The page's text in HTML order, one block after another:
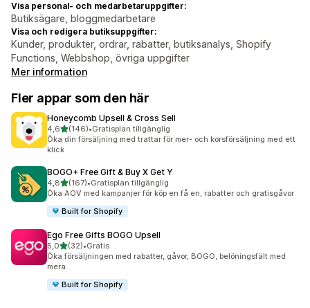
Visa personal- och medarbetaruppgifter:
Butiksägare, bloggmedarbetare
Visa och redigera butiksuppgifter:
Kunder, produkter, ordrar, rabatter, butiksanalys, Shopify
Functions, Webbshop, övriga uppgifter
Mer information
Fler appar som den här
Honeycomb Upsell & Cross Sell
4,6av 5 stjärnor
(146)
146 recensioner totalt
•Gratisplan tillgänglig
Öka din försäljning med trattar för mer- och korsförsäljning med ett
klick
BOGO+ Free Gift & Buy X Get Y
4,8av 5 stjärnor
(167)
167 recensioner totalt
•Gratisplan tillgänglig
Öka AOV med kampanjer för köp en få en, rabatter och gratisgåvor
Built for Shopify
Ego Free Gifts BOGO Upsell
5,0av 5 stjärnor
(32)
32 recensioner totalt
•Gratis
Öka försäljningen med rabatter, gåvor, BOGO, belöningsfält med
mera
Built for Shopify